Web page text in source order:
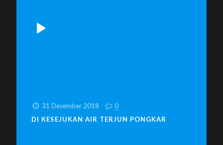
31 Desember 2018
0
DI KESEJUKAN AIR TERJUN PONGKAR